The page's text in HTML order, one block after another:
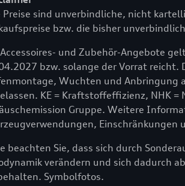
Preise sind unverbindliche, nicht
bzw. die bisher
und Zubehör-Angebote
bzw. solange der Vorrat
Wuchten und Anbringung
KE = Kraftstoffeffizienz, NHK =
Gruppe. Weitere
beachten Sie, dass sich durch
verändern und sich dadurch
Symbolfotos.